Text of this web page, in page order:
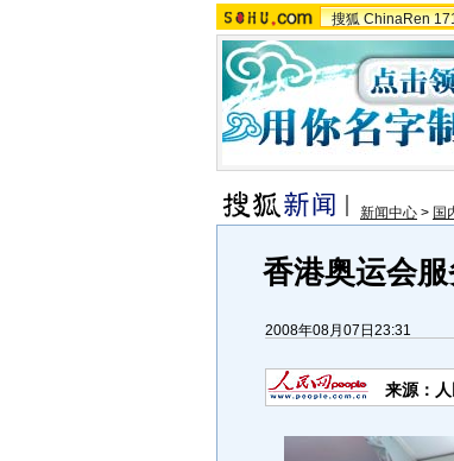
搜狐 ChinaRen
新闻中心 > 国
香港奥运会
2008年08月07日23:31
来源：人